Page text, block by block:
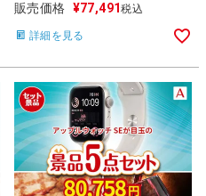
販売価格 ¥77,491税込
詳細を見る